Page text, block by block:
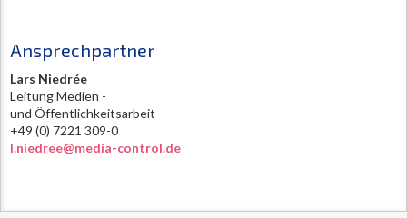
Ansprechpartner
Lars Niedrée
Leitung Medien -
und Öffentlichkeitsarbeit
+49 (0) 7221 309-0
l.niedree@media-control.de